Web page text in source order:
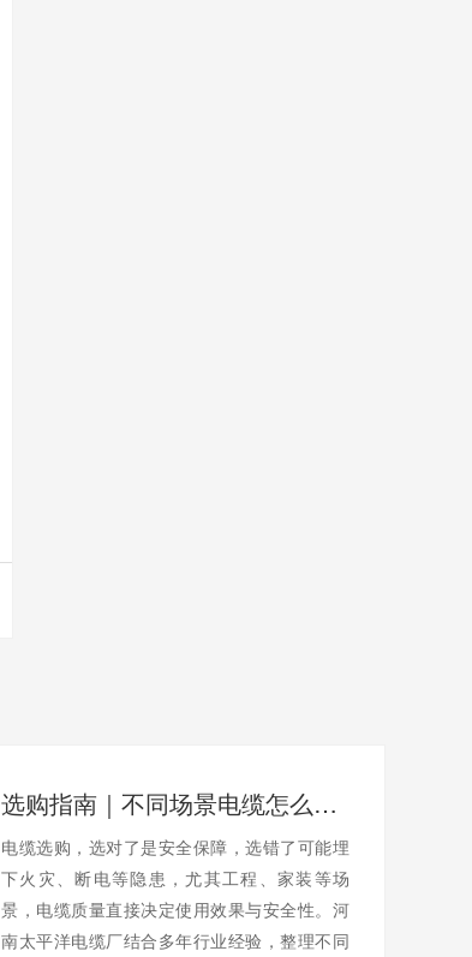
选购指南｜不同场景电缆怎么选？避开陷阱不踩坑
电缆选购，选对了是安全保障，选错了可能埋
下火灾、断电等隐患，尤其工程、家装等场
景，电缆质量直接决定使用效果与安全性。河
南太平洋电缆厂结合多年行业经验，整理不同